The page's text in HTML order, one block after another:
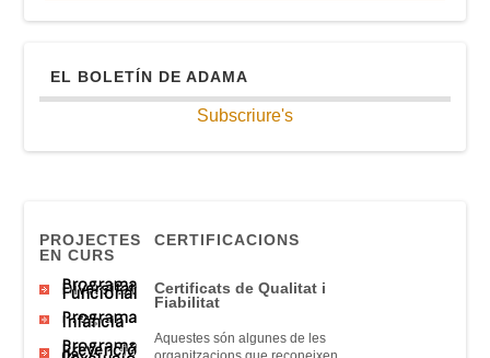
EL BOLETÍN DE ADAMA
Subscriure's
PROJECTES
EN CURS
Programa
Diversitat
Funcional
Programa
Infància
Programa
Prevenció
CERTIFICACIONS
Certificats de Qualitat i
Fiabilitat
Aquestes són algunes de les
organitzacions que reconeixen